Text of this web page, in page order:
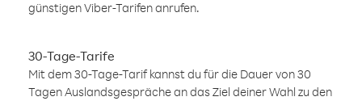
günstigen Viber-Tarifen anrufen.
30-Tage-Tarife
Mit dem 30-Tage-Tarif kannst du für die Dauer von 30
Tagen Auslandsgespräche an das Ziel deiner Wahl zu den